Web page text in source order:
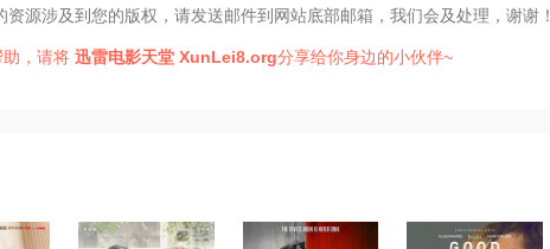
资源涉及到您的版权，请发送邮件到网站底部邮箱，我们会及处理，谢谢！
助，请将迅雷电影天堂 XunLei8.org分享给你身边的小伙伴~